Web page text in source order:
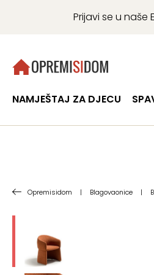
Prijavi se u
NAMJEŠTAJ ZA DJECU
Opremisidom | Blagovaonice |